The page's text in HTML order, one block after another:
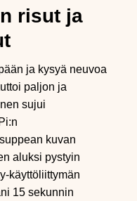
risut ja
ja kysyä neuvoa
paljon ja
sujui
kuvan
aluksi pystyin
käyttöliittymän
15 sekunnin